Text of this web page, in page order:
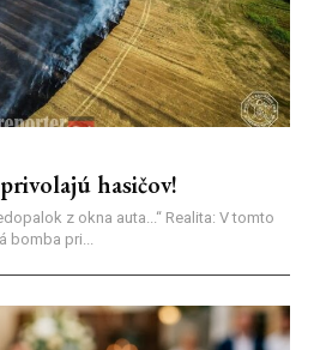
hasičov!
z okna auta...“ ​Realita: V tomto
bomba pri...